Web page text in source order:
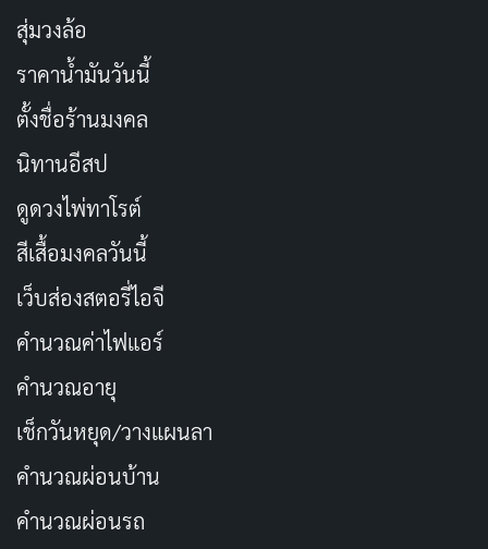
สุ่มวงล้อ
ราคาน้ำมันวันนี้
ตั้งชื่อร้านมงคล
นิทานอีสป
ดูดวงไพ่ทาโรต์
สีเสื้อมงคลวันนี้
เว็บส่องสตอรี่ไอจี
คำนวณค่าไฟแอร์
คำนวณอายุ
เช็กวันหยุด/วางแผนลา
คำนวณผ่อนบ้าน
คำนวณผ่อนรถ